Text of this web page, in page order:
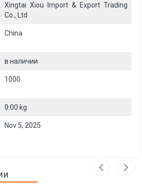
Xingtai Xiou Import & Export Trading
Co., Ltd
China
в наличии
1000
0.00 kg
Nov 5, 2025